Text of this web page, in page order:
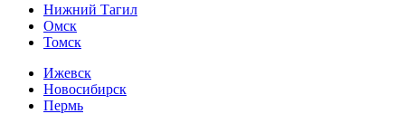
Нижний Тагил
Омск
Томск
Ижевск
Новосибирск
Пермь